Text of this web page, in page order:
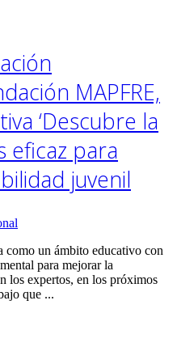
MAPFRE,
‘Descubre la
eficaz para
juvenil
como un ámbito educativo con
para mejorar la
los expertos, en los próximos
que ...